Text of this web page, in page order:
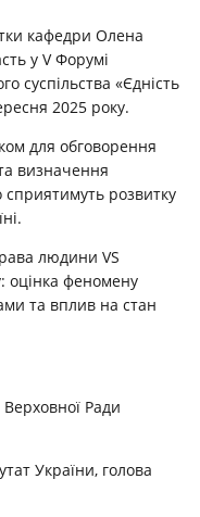
кафедри Олена
у V Форумі
суспільства «Єдність
2025 року.
для обговорення
визначення
розвитку
людини VS
оцінка феномену
та вплив на стан
Ради
України, голова